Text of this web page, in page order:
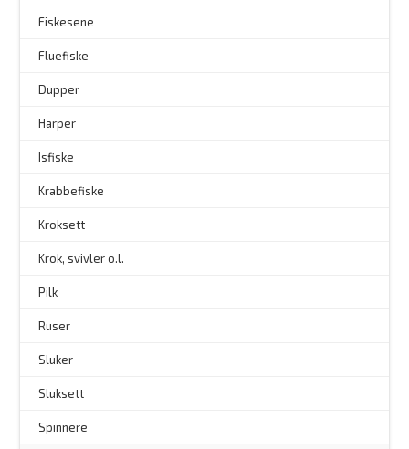
Fiskesene
Fluefiske
Dupper
Harper
Isfiske
Krabbefiske
Kroksett
Krok, svivler o.l.
Pilk
Ruser
Sluker
Sluksett
Spinnere